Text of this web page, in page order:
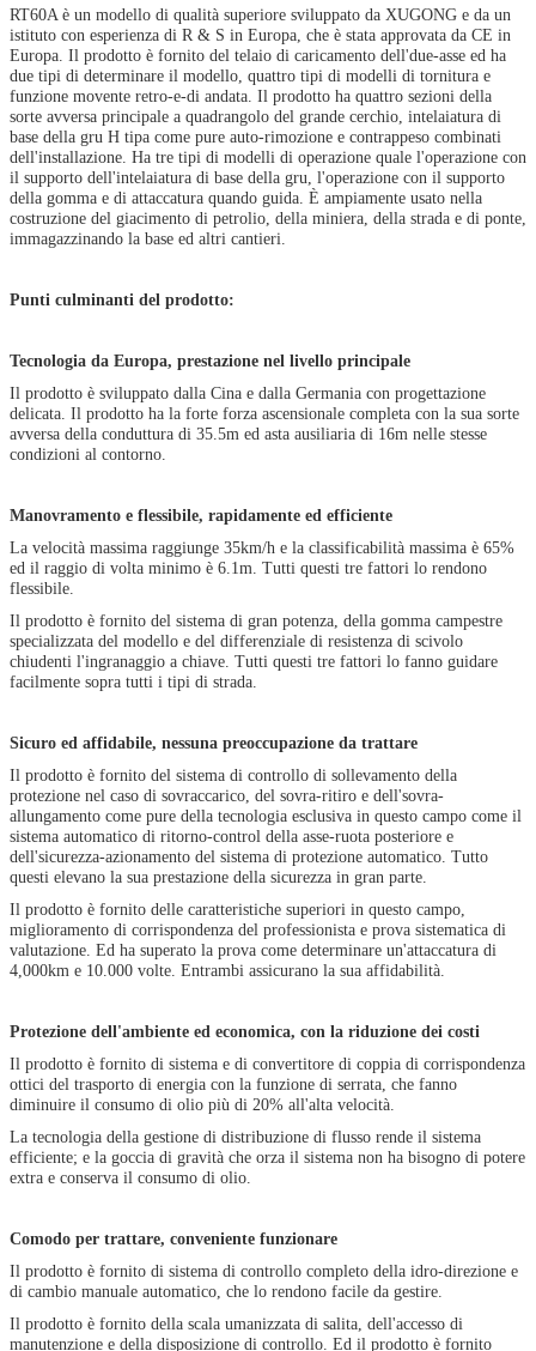
RT60A è un modello di qualità superiore sviluppato da XUGONG e da un
istituto con esperienza di R & S in Europa, che è stata approvata da CE in
Europa. Il prodotto è fornito del telaio di caricamento dell'due-asse ed ha
due tipi di determinare il modello, quattro tipi di modelli di tornitura e
funzione movente retro-e-di andata. Il prodotto ha quattro sezioni della
sorte avversa principale a quadrangolo del grande cerchio, intelaiatura di
base della gru H tipa come pure auto-rimozione e contrappeso combinati
dell'installazione. Ha tre tipi di modelli di operazione quale l'operazione con
il supporto dell'intelaiatura di base della gru, l'operazione con il supporto
della gomma e di attaccatura quando guida. È ampiamente usato nella
costruzione del giacimento di petrolio, della miniera, della strada e di ponte,
immagazzinando la base ed altri cantieri.
Punti culminanti del prodotto:
Tecnologia da Europa, prestazione nel livello principale
Il prodotto è sviluppato dalla Cina e dalla Germania con progettazione
delicata. Il prodotto ha la forte forza ascensionale completa con la sua sorte
avversa della conduttura di 35.5m ed asta ausiliaria di 16m nelle stesse
condizioni al contorno.
Manovramento e flessibile, rapidamente ed efficiente
La velocità massima raggiunge 35km/h e la classificabilità massima è 65%
ed il raggio di volta minimo è 6.1m. Tutti questi tre fattori lo rendono
flessibile.
Il prodotto è fornito del sistema di gran potenza, della gomma campestre
specializzata del modello e del differenziale di resistenza di scivolo
chiudenti l'ingranaggio a chiave. Tutti questi tre fattori lo fanno guidare
facilmente sopra tutti i tipi di strada.
Sicuro ed affidabile, nessuna preoccupazione da trattare
Il prodotto è fornito del sistema di controllo di sollevamento della
protezione nel caso di sovraccarico, del sovra-ritiro e dell'sovra-
allungamento come pure della tecnologia esclusiva in questo campo come il
sistema automatico di ritorno-control della asse-ruota posteriore e
dell'sicurezza-azionamento del sistema di protezione automatico. Tutto
questi elevano la sua prestazione della sicurezza in gran parte.
Il prodotto è fornito delle caratteristiche superiori in questo campo,
miglioramento di corrispondenza del professionista e prova sistematica di
valutazione. Ed ha superato la prova come determinare un'attaccatura di
4,000km e 10.000 volte. Entrambi assicurano la sua affidabilità.
Protezione dell'ambiente ed economica, con la riduzione dei costi
Il prodotto è fornito di sistema e di convertitore di coppia di corrispondenza
ottici del trasporto di energia con la funzione di serrata, che fanno
diminuire il consumo di olio più di 20% all'alta velocità.
La tecnologia della gestione di distribuzione di flusso rende il sistema
efficiente; e la goccia di gravità che orza il sistema non ha bisogno di potere
extra e conserva il consumo di olio.
Comodo per trattare, conveniente funzionare
Il prodotto è fornito di sistema di controllo completo della idro-direzione e
di cambio manuale automatico, che lo rendono facile da gestire.
Il prodotto è fornito della scala umanizzata di salita, dell'accesso di
manutenzione e della disposizione di controllo. Ed il prodotto è fornito